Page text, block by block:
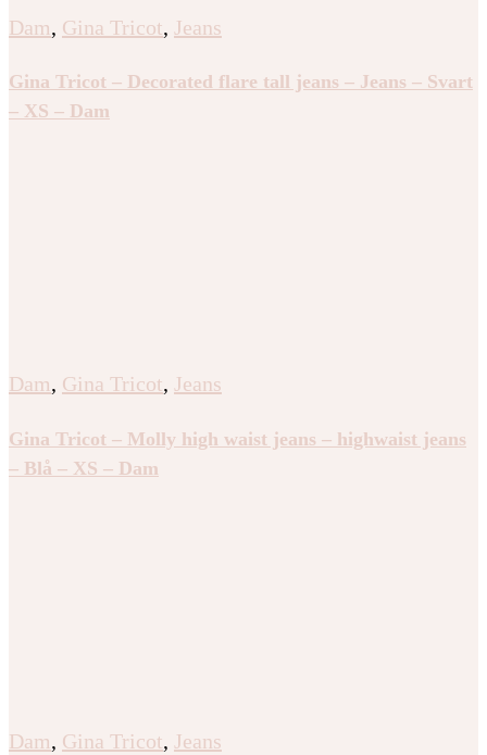
Dam, Gina Tricot, Jeans
Gina Tricot – Decorated flare tall jeans – Jeans – Svart
– XS – Dam
Dam, Gina Tricot, Jeans
Gina Tricot – Molly high waist jeans – highwaist jeans
– Blå – XS – Dam
Dam, Gina Tricot, Jeans